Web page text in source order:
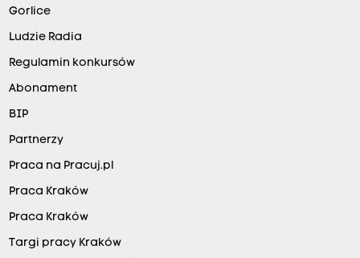
Gorlice
Ludzie Radia
Regulamin konkursów
Abonament
BIP
Partnerzy
Praca na Pracuj.pl
Praca Kraków
Praca Kraków
Targi pracy Kraków